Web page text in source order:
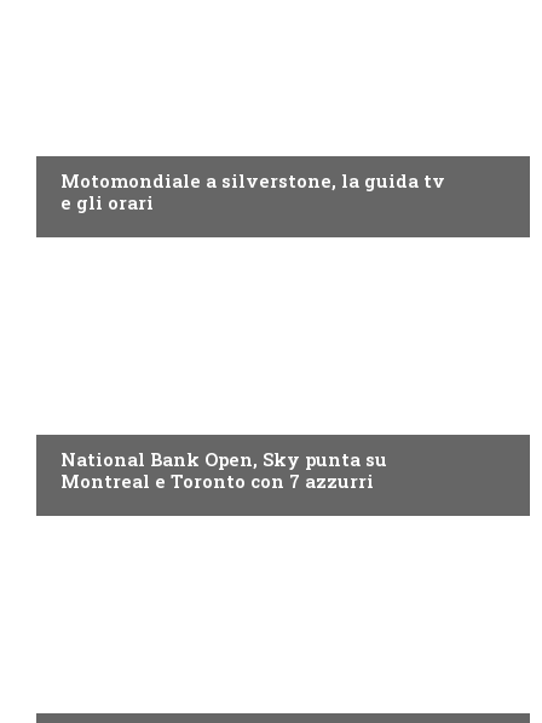
Motomondiale a silverstone, la guida tv
e gli orari
National Bank Open, Sky punta su
Montreal e Toronto con 7 azzurri